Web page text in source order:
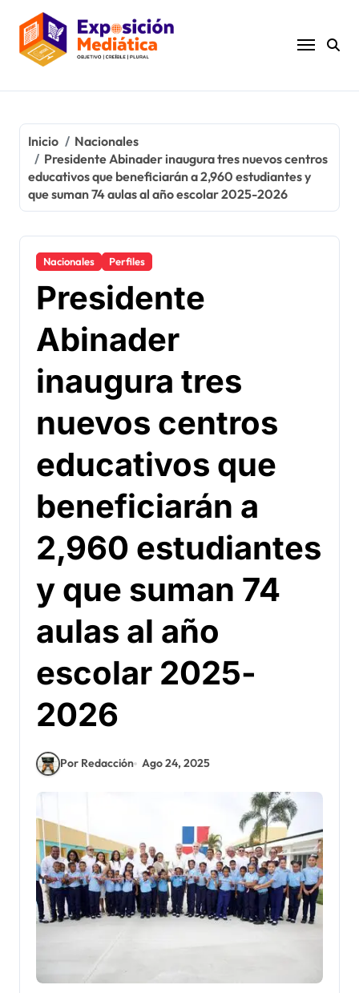
contenido
Inicio
Nacionales
Presidente Abinader inaugura tres nuevos centros
educativos que beneficiarán a 2,960 estudiantes y
que suman 74 aulas al año escolar 2025-2026
Nacionales Perfiles
Presidente
Abinader
inaugura tres
nuevos centros
educativos que
beneficiarán a
2,960 estudiantes
y que suman 74
aulas al año
escolar 2025-
2026
Por Redacción Ago 24, 2025